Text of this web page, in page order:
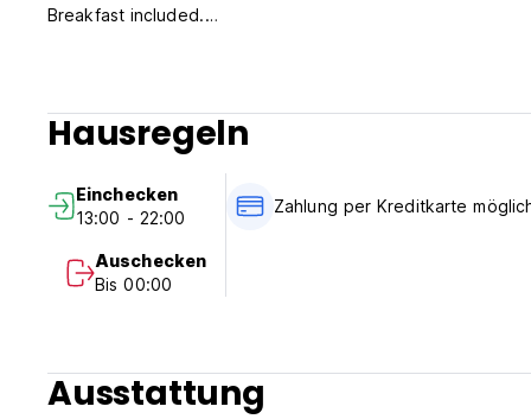
Breakfast included.
Hausregeln
Einchecken
13:00 - 22:00
Auschecken
Bis 00:00
Zahlung per Kreditkarte
Ausstattung